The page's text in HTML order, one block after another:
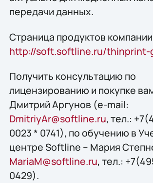
передачи данных.
Страница продуктов
http://soft.softline.ru/thinprint-
Получить конcультацию по
лицензированию и покупке
Дмитрий Аргунов (e-mail:
DmitriyAr@softline.ru, тел.:
0023 * 0741), по обучению в
центре Softline – Мария
MariaM@softline.ru, тел.:
0429).